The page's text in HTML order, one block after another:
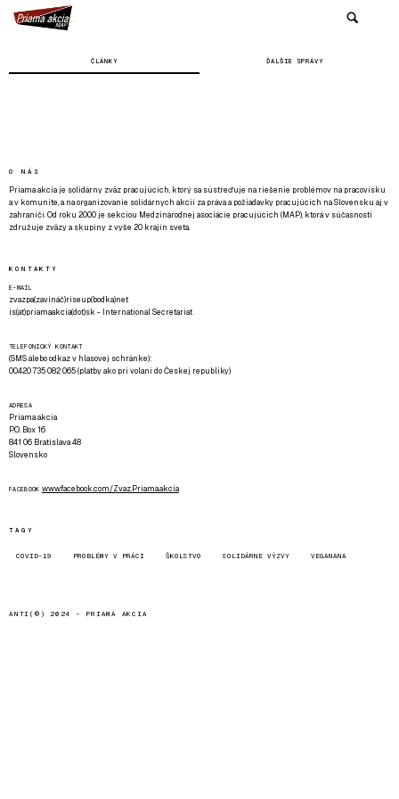
ČLÁNKY ĎALŠIE SPRÁVY
O NÁS
Priama akcia je solidárny zväz pracujúcich, ktorý sa sústreďuje na riešenie problémov na pracovisku
a v komunite, a na organizovanie solidárnych akcií za práva a požiadavky pracujúcich na Slovensku aj v
zahraničí. Od roku 2000 je sekciou Medzinárodnej asociácie pracujúcich (MAP), ktorá v súčasnosti
združuje zväzy a skupiny z vyše 20 krajín sveta.
KONTAKTY
E-MAIL
zvazpa(zavináč)riseup(bodka)net
is(at)priamaakcia(dot)sk - International Secretariat
TELEFONICKÝ KONTAKT
(SMS alebo odkaz v hlasovej schránke):
00420 735 082 065 (platby ako pri volaní do Českej republiky)
ADRESA
Priama akcia
P.O. Box 16
841 06 Bratislava 48
Slovensko
FACEBOOK www.facebook.com/Zvaz.Priama.akcia
TAGY
COVID-19 PROBLÉMY V PRÁCI ŠKOLSTVO SOLIDÁRNE VÝZVY VEGANANA
ANTI(©) 2024 - PRIAMA AKCIA